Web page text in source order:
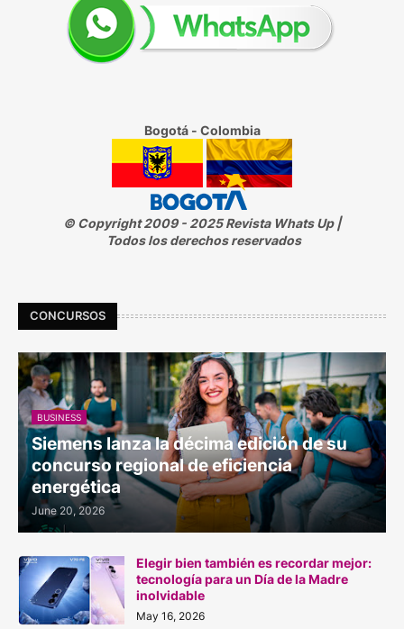
Bogotá - Colombia
© Copyright 2009 - 2025 Revista Whats Up |
Todos los derechos reservados
CONCURSOS
BUSINESS
Siemens lanza la décima edición de su
concurso regional de eficiencia
energética
June 20, 2026
Elegir bien también es recordar mejor:
tecnología para un Día de la Madre
inolvidable
May 16, 2026